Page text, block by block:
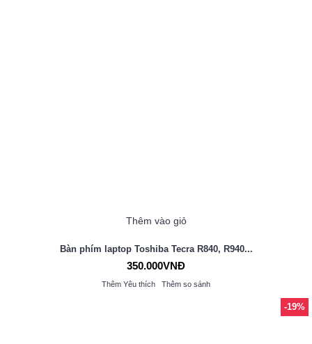
Thêm vào giỏ
Bàn phím laptop Toshiba Tecra R840, R940...
350.000VNĐ
Thêm Yêu thích Thêm so sánh
-19%